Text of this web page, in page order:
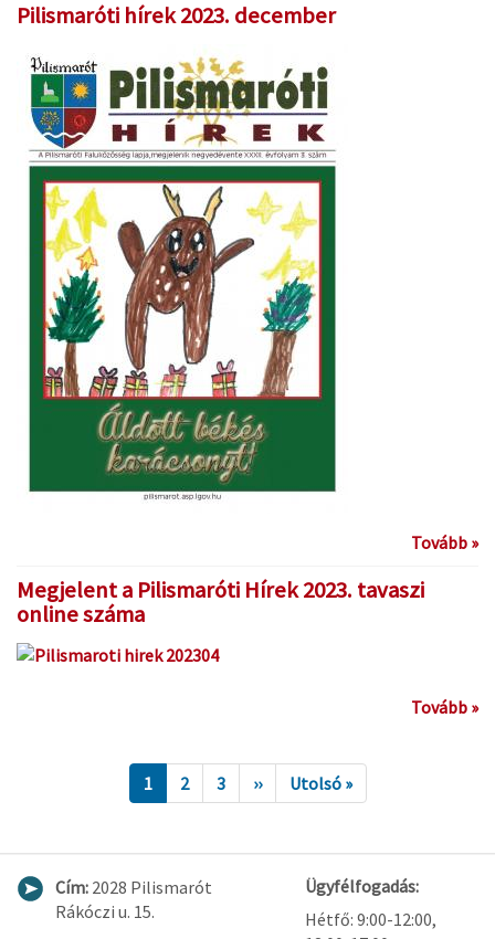
Pilismaróti hírek 2023. december
Tovább »
Megjelent a Pilismaróti Hírek 2023. tavaszi
online száma
Tovább »
1 2 3 ›› Utolsó »
Cím: 2028 Pilismarót
Rákóczi u. 15.
Ügyfélfogadás:
Hétfő: 9:00-12:00,